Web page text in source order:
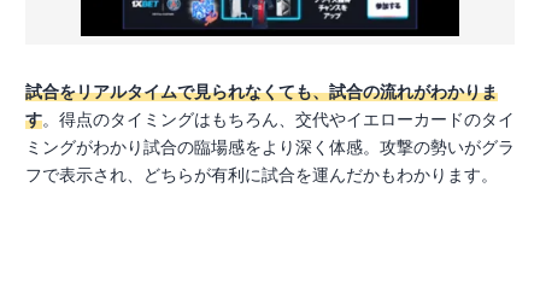
試合をリアルタイムで見られなくても、試合の流れがわかりま
す。得点のタイミングはもちろん、交代やイエローカードのタイ
ミングがわかり試合の臨場感をより深く体感。攻撃の勢いがグラ
フで表示され、どちらが有利に試合を運んだかもわかります。